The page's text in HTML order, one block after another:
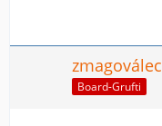
zmagoválec
Board-Grufti